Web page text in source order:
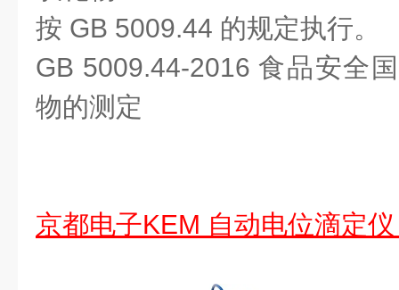
按 GB 5009.44 的规定执行。
GB 5009.44-2016 食品安全
物的测定
京都电子KEM 自动电位滴定